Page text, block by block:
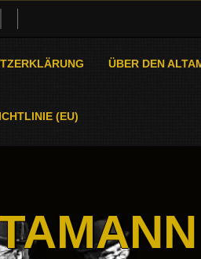
ÜBER DEN
(EU)